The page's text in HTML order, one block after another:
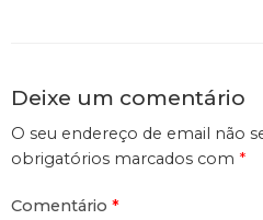
Deixe um comentário
O seu endereço de email não
obrigatórios marcados com *
Comentário *